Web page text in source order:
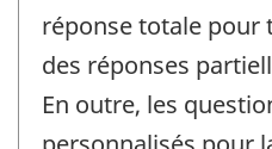
réponse totale pour
des réponses
En outre, les